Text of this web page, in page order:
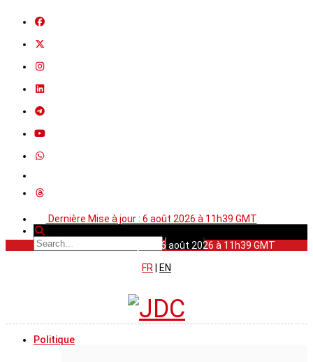
Dernière Mise à jour : 6 août 2026 à 11h39 GMT
Dernière Mise à jour : 6 août 2026 à 11h39 GMT
FR
EN
Politique